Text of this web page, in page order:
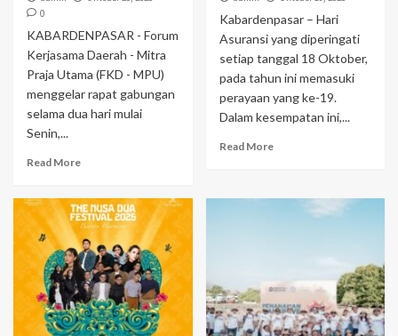
0
KABARDENPASAR - Forum
Kerjasama Daerah - Mitra
Praja Utama (FKD - MPU)
menggelar rapat gabungan
selama dua hari mulai
Senin,...
Read More
Kabardenpasar – Hari
Asuransi yang diperingati
setiap tanggal 18 Oktober,
pada tahun ini memasuki
perayaan yang ke-19.
Dalam kesempatan ini,...
Read More